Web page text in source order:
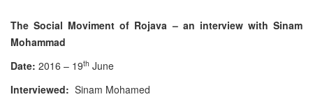
The Social Moviment of Rojava – an interview with Sinam
Mohammad
Date: 2016 – 19th June
Interviewed: Sinam Mohamed